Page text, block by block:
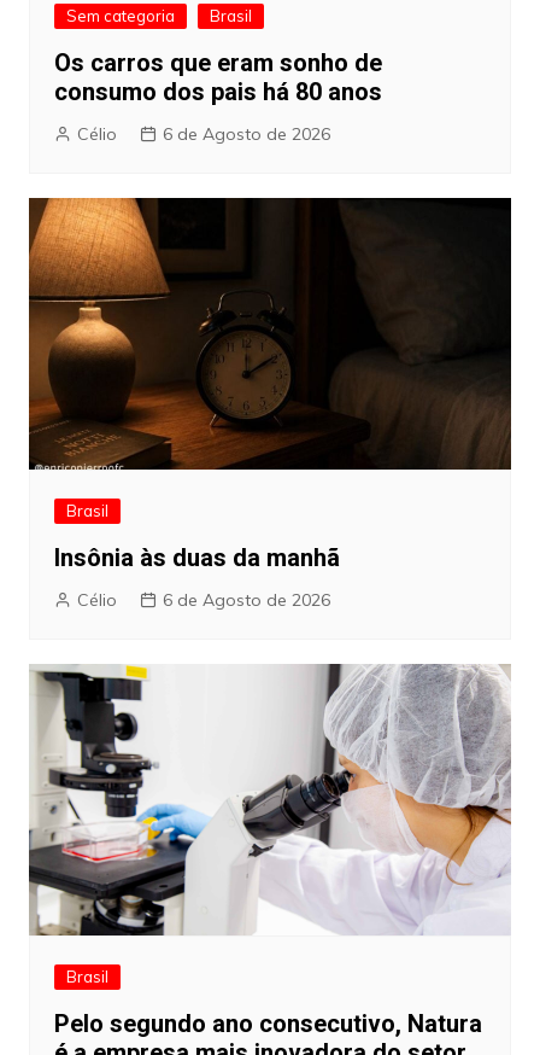
Sem categoria Brasil
Os carros que eram sonho de
consumo dos pais há 80 anos
Célio 6 de Agosto de 2026
Brasil
Insônia às duas da manhã
Célio 6 de Agosto de 2026
Brasil
Pelo segundo ano consecutivo, Natura